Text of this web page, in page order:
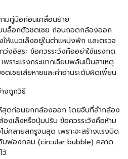
มคู่มือก่อนเคลื่อนย้าย
บล็อกตัวชดเชย ก่อนถอดกล้องออก
ห้แนวเล็งอยู่ในตำแหน่งพัก และตรวจ
งอิสระ ข้อควรระวังคืออย่าใช้แรงกด
ราะแรงกระแทกเฉียบพลันเป็นสาเหตุ
เชยเสียหายและค่าอ่านระดับผิดเพี้ยน
งถูกวิธี
สุดก่อนยกกล้องออก โดยจับที่ลำกล้อง
องเล็งหรือปุ่มปรับ ข้อควรระวังคือห้าม
คลายสกรูจนสุด เพราะจะสร้างแรงบิด
บฟองกลม (circular bubble) คลาด
ว้